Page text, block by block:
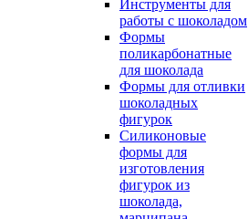
Инструменты для
работы с шоколадом
Формы
поликарбонатные
для шоколада
Формы для отливки
шоколадных
фигурок
Силиконовые
формы для
изготовления
фигурок из
шоколада,